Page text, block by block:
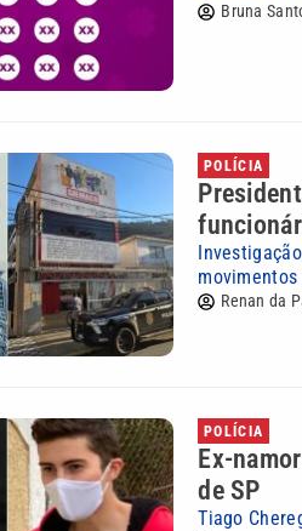
Bruna
POLÍCIA
Renan da
POLÍCIA
Ex-
de SP
Tiago